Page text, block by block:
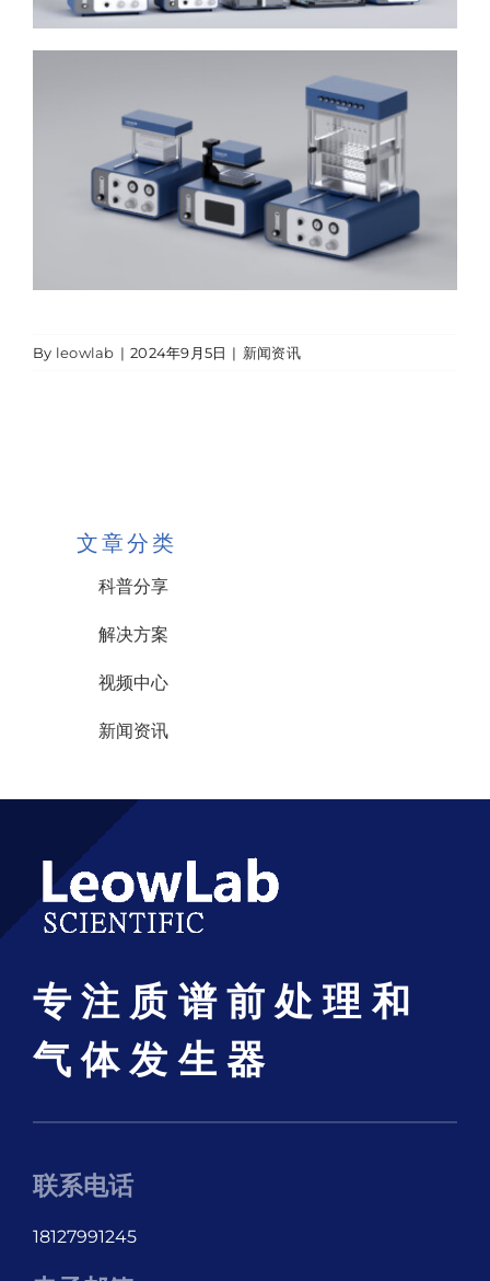
By leowlab | 2024年9月5日 | 新闻资讯
文章分类
科普分享
解决方案
视频中心
新闻资讯
专注质谱前处理和
气体发生器
联系电话
18127991245